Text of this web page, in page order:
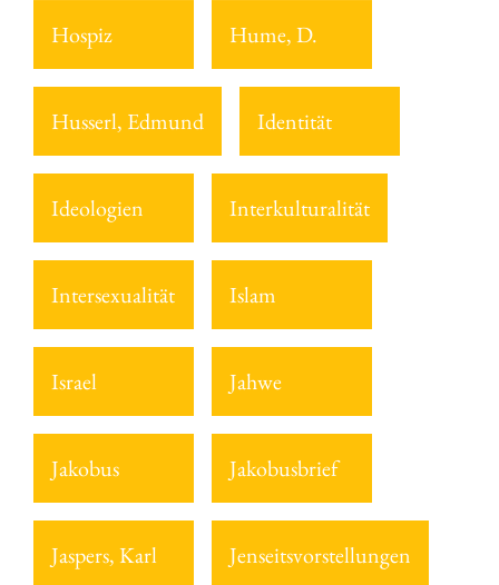
Hospiz Hume, D.
Husserl, Edmund Identität
Ideologien Interkulturalität
Intersexualität Islam
Israel Jahwe
Jakobus Jakobusbrief
Jaspers, Karl Jenseitsvorstellungen